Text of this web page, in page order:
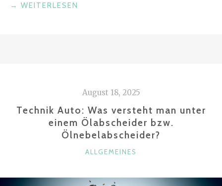
„WARUM
UND
→ WEITERLESEN
August 18, 2025
Technik Auto: Was versteht man unter
einem Ölabscheider bzw.
Ölnebelabscheider?
KATEGORIEN
ALLGEMEINES